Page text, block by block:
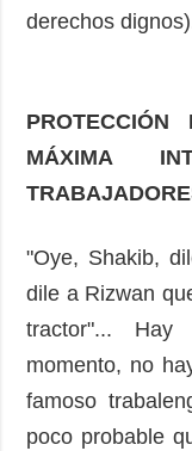
derechos
MÁXIMA
"Oye, Shakib,
dile a Rizwan
tractor"...
momento, no
famoso
poco probable